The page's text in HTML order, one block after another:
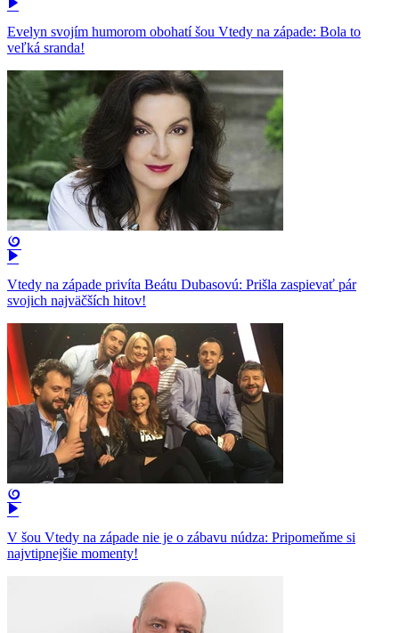
Evelyn svojím humorom obohatí šou Vtedy na západe: Bola to
veľká sranda!
Vtedy na západe privíta Beátu Dubasovú: Prišla zaspievať pár
svojich najväčších hitov!
V šou Vtedy na západe nie je o zábavu núdza: Pripomeňme si
najvtipnejšie momenty!